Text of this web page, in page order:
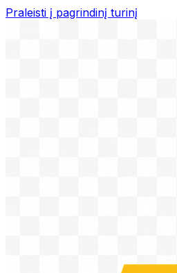
Praleisti į pagrindinį turinį